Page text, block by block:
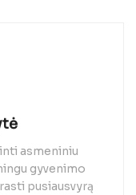
asmeniniu
gyvenimo
pusiausvyrą